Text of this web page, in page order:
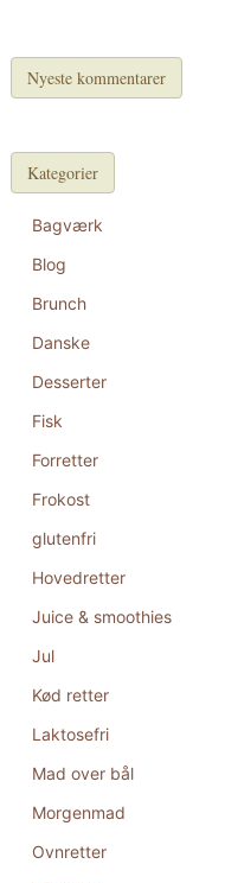
Nyeste kommentarer
Kategorier
Bagværk
Blog
Brunch
Danske
Desserter
Fisk
Forretter
Frokost
glutenfri
Hovedretter
Juice & smoothies
Jul
Kød retter
Laktosefri
Mad over bål
Morgenmad
Ovnretter